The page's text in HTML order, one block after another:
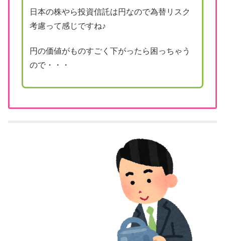
日本の株やら投資信託は円なので為替リスク
考慮って感じですね♪
円の価値がものすごく下がったら困っちゃう
ので・・・